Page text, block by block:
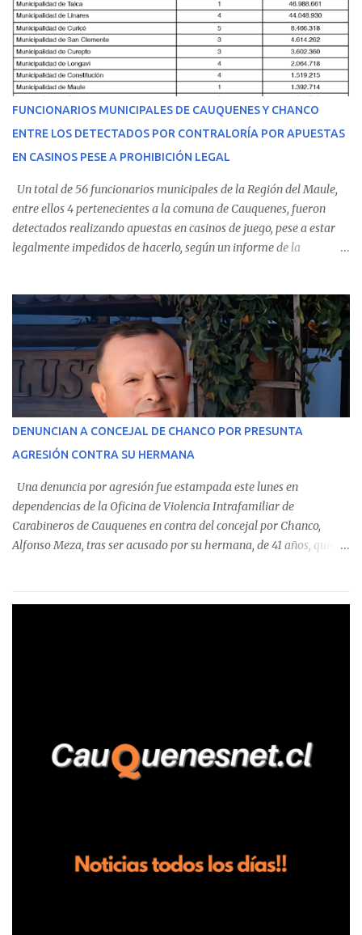
equipo médico determinó su traslado de urgencia al Hospital
Regional de Talca y dado la urgencia la ambulancia partió hacia
Talca con escolta de Carabineros. En medio del traslado, el
estudiante de medicina de 25 años, se agravó y pese a los esfuerzos
del personal de emergencia terminó falleciendo, sin alcanzar a
recibir atención especializada en el centro de destino. Apenas se
conoció la gravedad de su condición, sus padres —residentes en
Villarrica— se trasladaron a Cauquenes con la esperanza de una
evolución favorable. No obstante, alrededo...
FUNCIONARIOS MUNICIPALES DE CAUQUENES Y CHANCO
ENTRE LOS DETECTADOS POR CONTRALORÍA POR APUESTAS
EN CASINOS PESE A PROHIBICIÓN LEGAL
Un total de 56 funcionarios municipales de la Región del Maule,
entre ellos 4 pertenecientes a la comuna de Cauquenes, fueron
detectados realizando apuestas en casinos de juego, pese a estar
legalmente impedidos de hacerlo, según un informe de la
estableció que estos funcionarios —quienes administran o
custodian fondos públicos— efectuaron transacciones por un
monto total de $116.075.918 entre enero de 2024 y junio de 2025.
En el detalle regional, se indica que en la comuna de Cauquenes se
identificó a cuatro funcionarios involucrados en este tipo de
operaciones. Asimismo, se precisa que uno de los casos
corresponde a un funcionario de la Municipalidad de Chanco,
detectaron incumplimientos a la normativa vigente. El informe
precisa que la mayor cantidad de dinero apostado se registró en
Talca, donde...
DENUNCIAN A CONCEJAL DE CHANCO POR PRESUNTA
AGRESIÓN CONTRA SU HERMANA
Una denuncia por agresión fue estampada este lunes en
dependencias de la Oficina de Violencia Intrafamiliar de
Carabineros de Cauquenes en contra del concejal por Chanco,
Alfonso Meza, tras ser acusado por su hermana, de 41 años, quien
relató que los hechos ocurrieron cerca de las 11:30 horas en el
trabajadores, el edil descendió del vehículo y, en medio de la
confrontación, la habría tomado de los hombros, empujado al
suelo y agredido con golpes de pies y manos, mientr...